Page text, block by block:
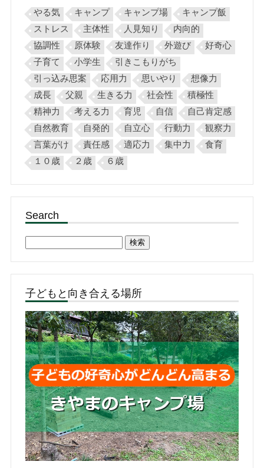
やる気 キャンプ キャンプ場
キャンプ飯
ストレス
主体性 人見知り
内向的
協調性
原体験 友達作り 外遊び
好奇心
子育て
小学生
引きこもりがち
引っ込み思案
応用力 思いやり
想像力
成長
父親 生きる力 社会性
積極性
精神力
考える力 育児 自信
自己肯定感
自然教育
自発的 自立心 行動力
観察力
言葉がけ
責任感 適応力 集中力
食育
１０歳
２歳 ６歳
Search
子どもと向き合える場所